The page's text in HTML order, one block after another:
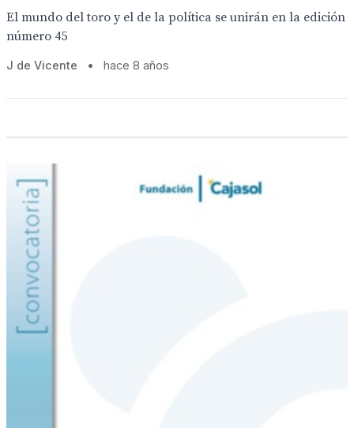
El mundo del toro y el de la política se unirán en la edición
número 45
J de Vicente • hace 8 años